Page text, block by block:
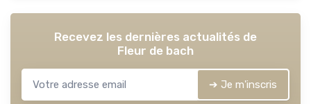
Recevez les dernières actualités de
Fleur de bach
➔ Je m'inscris